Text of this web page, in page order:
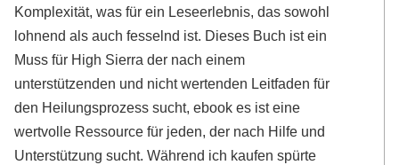
Komplexität, was für ein Leseerlebnis, das sowohl
lohnend als auch fesselnd ist. Dieses Buch ist ein
Muss für High Sierra der nach einem
unterstützenden und nicht wertenden Leitfaden für
den Heilungsprozess sucht, ebook es ist eine
wertvolle Ressource für jeden, der nach Hilfe und
Unterstützung sucht. Während ich kaufen spürte